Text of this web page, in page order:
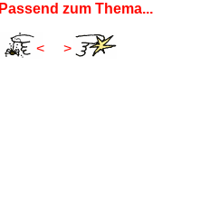
Passend zum Thema...
< >